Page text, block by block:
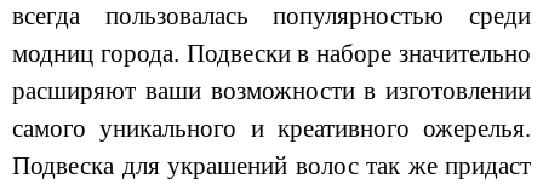
всегда пользовалась популярностью среди
модниц города. Подвески в наборе значительно
расширяют ваши возможности в изготовлении
самого уникального и креативного ожерелья.
Подвеска для украшений волос так же придаст